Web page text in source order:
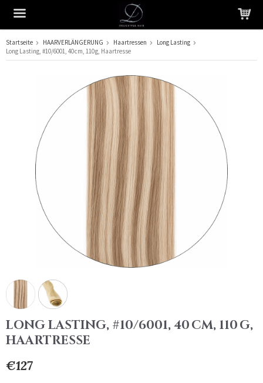
Das Produkt wurde in Ihren Warenkorb gelegt
Startseite HAARVERLÄNGERUNG Haartressen
Long Lasting
Long Lasting, #10/6001, 40 cm, 110 g, Haartresse
LONG LASTING, #10/6001, 40 CM, 110 G,
HAARTRESSE
€127